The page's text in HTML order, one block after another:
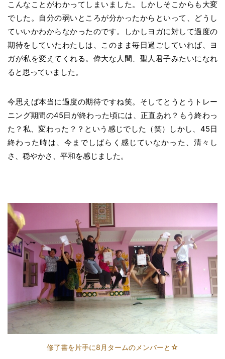
こんなことがわかってしまいました。しかしそこからも大変
でした。自分の弱いところが分かったからといって、どうし
ていいかわからなかったのです。しかしヨガに対して過度の
期待をしていたわたしは、このまま毎日過ごしていれば、ヨ
ガが私を変えてくれる。偉大な人間、聖人君子みたいになれ
ると思っていました。
今思えば本当に過度の期待ですね笑。そしてとうとうトレー
ニング期間の45日が終わった頃には、正直あれ？もう終わっ
た？私、変わった？？という感じでした（笑）しかし、45日
終わった時は、今までしばらく感じていなかった、清々し
さ、穏やかさ、平和を感じました。
修了書を片手に8月タームのメンバーと☆